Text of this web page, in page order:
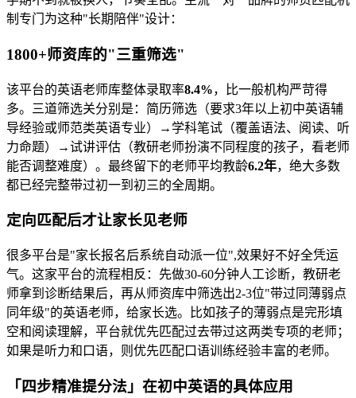
制专门为这种"长期陪伴"设计：
1800+师资库的"三重筛选"
该平台的英语老师库整体录取率8.4%，比一般机构严苛得
多。三道筛选关分别是：简历筛选（要求3年以上初中英语辅
导经验或师范类英语专业）→学科笔试（覆盖语法、阅读、听
力命题）→试讲评估（教研老师扮演不同程度的孩子，看老师
能否调整难度）。最终留下的老师平均教龄6.2年，绝大多数
都已经完整带过初一到初三的全周期。
定向匹配后才让家长见老师
很多平台是"家长报名后系统自动派一位",效果好不好全凭运
气。这家平台的流程相反：先做30-60分钟人工诊断，教研老
师拿到诊断结果后，再从师资库中筛选出2-3位"带过同薄弱点
同年级"的英语老师，给家长选。比如孩子的薄弱点是完形填
空和阅读理解，平台就优先匹配过去带过这两类专项的老师；
如果是听力和口语，则优先匹配口语训练经验丰富的老师。
「四步精准提分法」在初中英语的具体应用